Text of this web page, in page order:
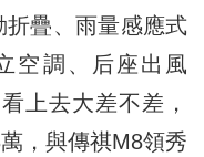
疊、雨量感應式
空調、后座出風
上去大差不差，
，與傳祺M8領秀